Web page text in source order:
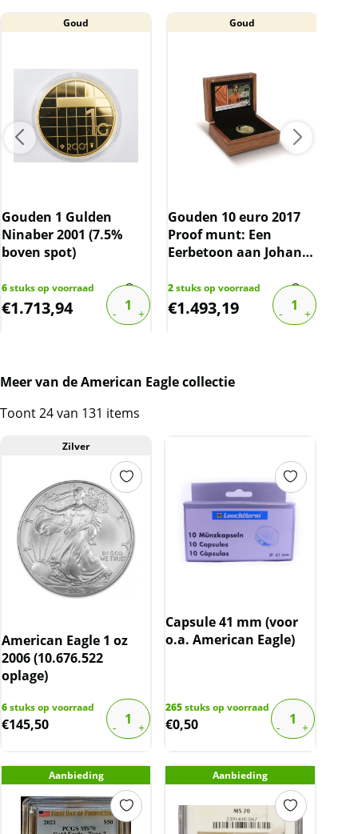
Goud
Gouden 1 Gulden
Ninaber 2001 (7.5%
boven spot)
6stuks op voorraad
€1.713,94
Goud
Gouden 10 euro 2017
Proof munt: Een
Eerbetoon aan Johan
2stuks op voorraad
€1.493,19
Meer van de American Eagle collectie
Toont 24 van 131 items
Zilver
American Eagle 1 oz
2006 (10.676.522
oplage)
6stuks op voorraad
€145,50
Capsule 41 mm (voor
o.a. American Eagle)
265stuks op voorraad
€0,50
Aanbieding Aanbieding